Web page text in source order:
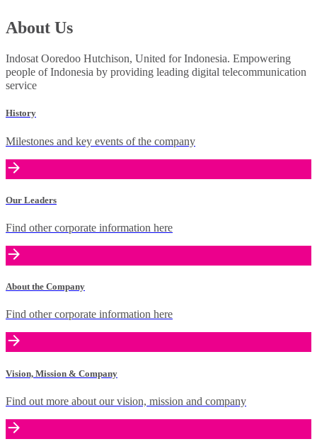
About Us
Indosat Ooredoo Hutchison, United for Indonesia. Empowering
people of Indonesia by providing leading digital telecommunication
service
History
Milestones and key events of the company
Our Leaders
Find other corporate information here
About the Company
Find other corporate information here
Vision, Mission & Company
Find out more about our vision, mission and company